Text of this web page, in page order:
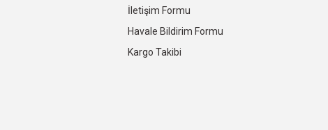
İletişim Formu
Havale Bildirim Formu
Kargo Takibi